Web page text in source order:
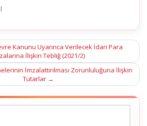
Kanunu Uyarınca Verilecek İdari Para
İlişkin Tebliğ (2021/2)
İmzalattırılması Zorunluluğuna İlişkin
Tutarlar →